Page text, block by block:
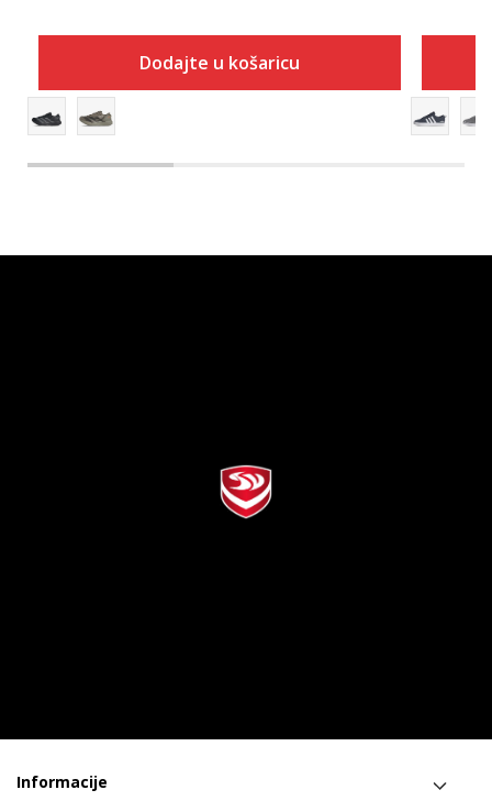
Dodajte u košaricu
Informacije